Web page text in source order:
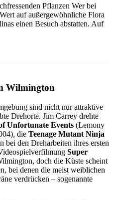
Pflanzen Wer bei
auf außergewöhnliche Flora
einen Besuch abstatten. Auf
Wilmington
sind nicht nur attraktive
Drehorte. Jim Carrey drehte
Unfortunate Events (Lemony
die Teenage Mutant Ninja
bei den Dreharbeiten ihres ersten
Super
doch die Küste scheint
bei denen die meist weiblichen
verdrücken – sogenannte